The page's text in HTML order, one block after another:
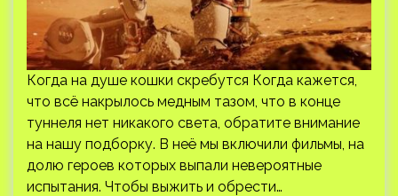
Когда на душе кошки скребутся Когда кажется,
что всё накрылось медным тазом, что в конце
туннеля нет никакого света, обратите внимание
на нашу подборку. В неё мы включили фильмы, на
долю героев которых выпали невероятные
испытания. Чтобы выжить и обрести…